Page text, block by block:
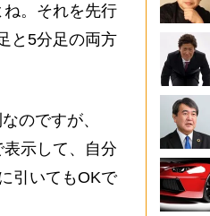
。それを先行
と5分足の両方
のですが、
示して、自分
引いてもOKで